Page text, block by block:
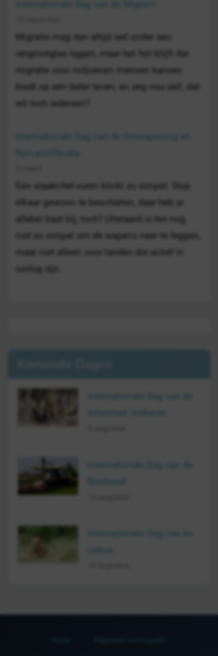
Internationale Dag van de Migrant
Migratie mag dan altijd wel onder een
vergrootglas liggen, maar het feit blijft dat
migratie voor miljoenen mensen kansen
biedt op een beter leven, en zeg nou zelf, dat
wil toch iedereen?
Internationale Dag van de Ontwapening en
Een staakt-het-vuren klinkt zo simpel. Stop
elkaar gewoon te beschieten, daar heb je
allebei baat bij, toch? Uiteraard is het nog
niet zo simpel om de wapens neer te leggen,
maar niet alleen voor landen die actief in
oorlog zijn.
Internationale Dag van de
Internationale Dag van de
Internationale Dag van de